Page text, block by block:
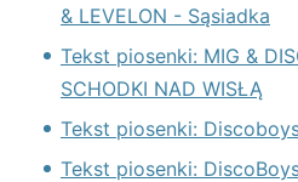
& LEVELON - Sąsiadka
Tekst piosenki: MIG &
SCHODKI NAD WISŁĄ
Tekst piosenki:
Tekst piosenki: